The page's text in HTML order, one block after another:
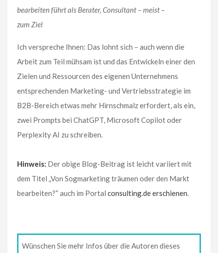
bearbeiten führt als Berater, Consultant – meist –
zum Ziel
Ich verspreche Ihnen: Das lohnt sich – auch wenn die
Arbeit zum Teil mühsam ist und das Entwickeln einer den
Zielen und Ressourcen des eigenen Unternehmens
entsprechenden Marketing- und Vertriebsstrategie im
B2B-Bereich etwas mehr Hirnschmalz erfordert, als ein,
zwei Prompts bei ChatGPT, Microsoft Copilot oder
Perplexity AI zu schreiben.
Hinweis: Der obige Blog-Beitrag ist leicht variiert mit
dem Titel „Von Sogmarketing träumen oder den Markt
bearbeiten?“ auch im Portal consulting.de erschienen.
Wünschen Sie mehr Infos über die Autoren dieses